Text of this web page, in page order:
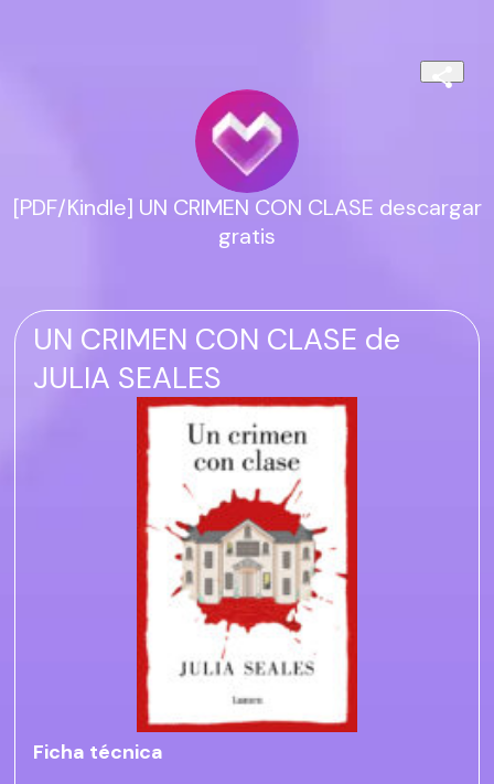
[PDF/Kindle] UN CRIMEN CON CLASE descargar
gratis
UN CRIMEN CON CLASE de
JULIA SEALES
Ficha técnica